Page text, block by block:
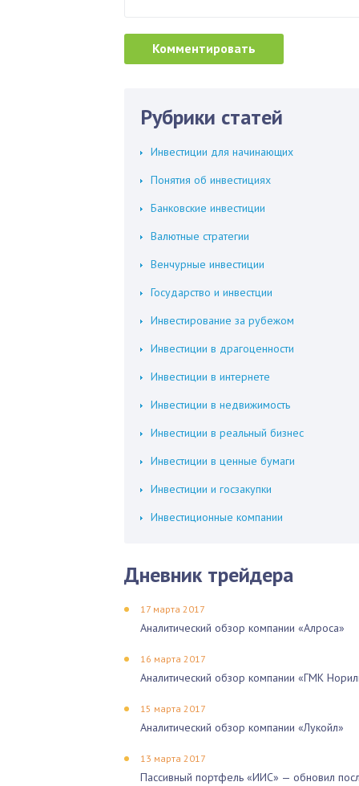
Рубрики статей
Инвестиции для начинающих
Понятия об инвестициях
Банковские инвестиции
Валютные стратегии
Венчурные инвестиции
Государство и инвестции
Инвестирование за рубежом
Инвестиции в драгоценности
Инвестиции в интернете
Инвестиции в недвижимость
Инвестиции в реальный бизнес
Инвестиции в ценные бумаги
Инвестиции и госзакупки
Инвестиционные компании
Дневник трейдера
17 марта 2017
Аналитический обзор компании «Алроса»
16 марта 2017
Аналитический обзор компании «ГМК
15 марта 2017
Аналитический обзор компании «Лукойл»
13 марта 2017
Пассивный портфель «ИИС» — обновил